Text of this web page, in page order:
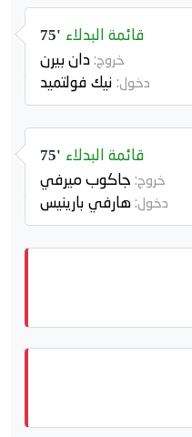
75' قائمة البدلاء
خروج:دان بيرن
دخول: نيك فولتميد
75' قائمة البدلاء
خروج: جاكوب ميرفي
دخول:هارفي بارينيس